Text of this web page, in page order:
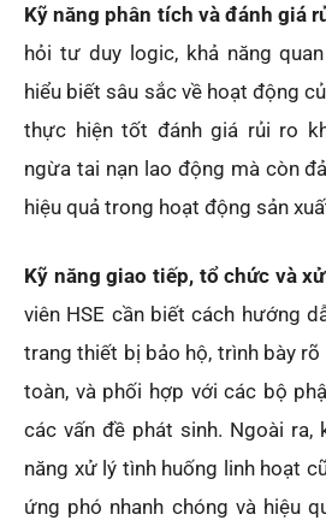
Kỹ năng phân tích và đánh giá
hỏi tư duy logic, khả năng
hiểu biết sâu sắc về hoạt động
thực hiện tốt đánh giá rủi ro
ngừa tai nạn lao động mà còn
hiệu quả trong hoạt động sản
Kỹ năng giao tiếp, tổ chức và
viên HSE cần biết cách hướng
trang thiết bị bảo hộ, trình bày
toàn, và phối hợp với các bộ
các vấn đề phát sinh. Ngoài ra,
năng xử lý tình huống linh hoạt
ứng phó nhanh chóng và hiệu